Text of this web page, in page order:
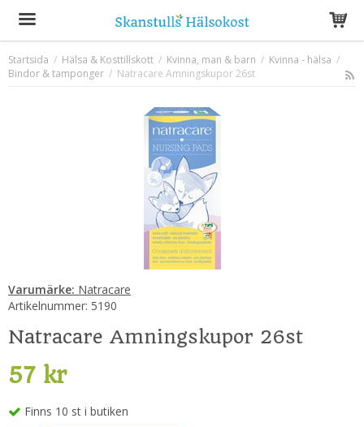
Produkten har blivit tillagd i varukorgen
Startsida / Hälsa & Kosttillskott / Kvinna, man & barn / Kvinna - hälsa /
Bindor & tamponger / Natracare Amningskupor 26st
Varumärke: Natracare
Artikelnummer: 5190
Natracare Amningskupor 26st
57 kr
Finns 10 st i butiken